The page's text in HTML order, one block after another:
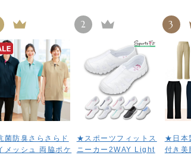
菌防臭さらさらド
メッシュ 両脇ポケ
2
★スポーツフィットス
ニーカー2WAY Light
3
★日本
付き美